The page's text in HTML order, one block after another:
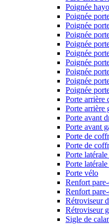
Poignée
Poignée
Poignée
Poignée
Poignée
Poignée
Poignée
Poignée
Poignée
Poignée
Porte arrière
Porte arrière
Porte avant
Porte avant
Porte de
Porte de
Porte
Porte
Porte vélo
Renfort
Renfort
Rétroviseur
Rétroviseur
Sigle de